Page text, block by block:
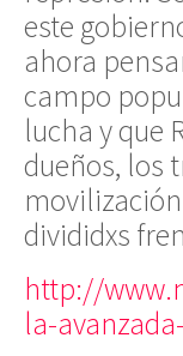
este
ahora
campo
lucha y que
dueños, los
divididxs
http://
la-